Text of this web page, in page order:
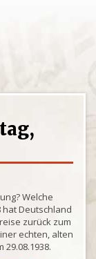
Welche
hat Deutschland
zurück zum
echten, alten